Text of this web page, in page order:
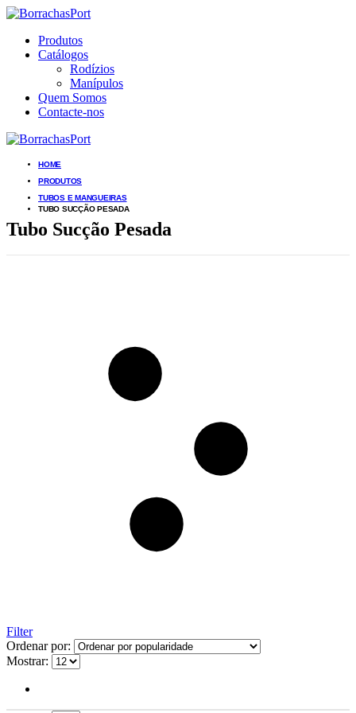
Produtos
Catálogos
Rodízios
Manípulos
Quem Somos
Contacte-nos
HOME
PRODUTOS
TUBOS E MANGUEIRAS
TUBO SUCÇÃO PESADA
Tubo Sucção Pesada
Filter
Ordenar por:
Mostrar: